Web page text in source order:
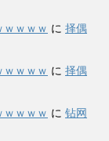
ｗｗｗｗ に 择偶
ｗｗｗｗ に 择偶
ｗｗｗｗ に 钻网